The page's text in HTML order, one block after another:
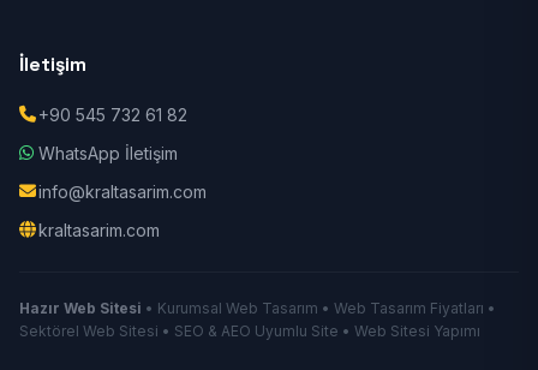
İletişim
+90 545 732 61 82
WhatsApp İletişim
info@kraltasarim.com
kraltasarim.com
Hazır Web Sitesi • Kurumsal Web Tasarım • Web Tasarım Fiyatları •
Sektörel Web Sitesi • SEO & AEO Uyumlu Site • Web Sitesi Yapımı